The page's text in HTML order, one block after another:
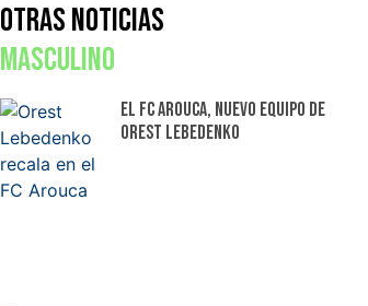
Otras Noticias
Masculino
El FC Arouca, nuevo equipo de
Orest Lebedenko